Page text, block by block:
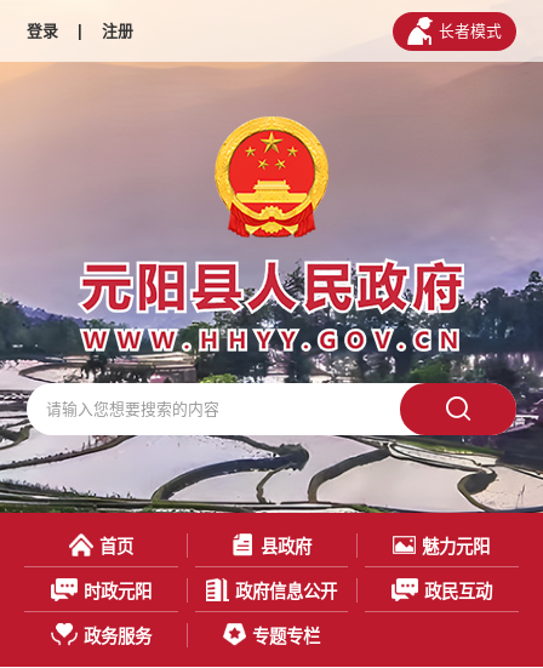
登录 | 注册 长者模式
首页 县政府 魅力元阳
时政元阳 政府信息公开 政民互动
政务服务 专题专栏